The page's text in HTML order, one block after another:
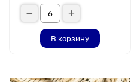
В корзину